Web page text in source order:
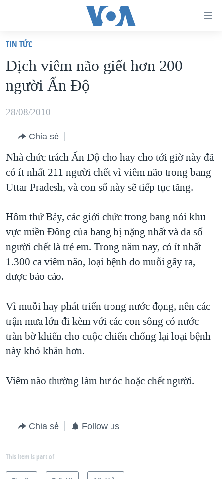
truy
cập
Tới
dung
chính
điều
hướng
chính
tới
"Tìm"
VIỆT NAM
HOA KỲ
BIỂN ĐÔNG
BLOG
DIỄN ĐÀN
MỤC
VẠCH TRẦN TIN GIẢ
NGƯỜI VIỆT HẢI NGOẠI
ĐỜI SỐNG
SỨC KHOẺ
VĂN HOÁ
THỂ THAO
CHIẾN TRANH THƯƠNG MẠI CỦA MỸ: QUÁ KHỨ VÀ HIỆN
HÀNH TRÌNH BẦU CỬ 2024
MỘT NĂM CHIẾN TRANH TẠI DẢI GAZA
GIẢI MÃ VÀNH ĐAI & CON ĐƯỜNG
TRỊNH VĨNH BÌNH - NGƯỜI HẠ 'BÊN THẮNG CUỘC'
GROUND ZERO – XƯA VÀ NAY
CHI PHÍ CHIẾN TRANH AFGHANISTAN
THƯỢNG ĐỈNH TRUMP-KIM TẠI VIỆT NAM
NGƯ DÂN VIỆT VÀ LÀN SÓNG TRỘM HẢI SÂM
BÊN KIA QUỐC LỘ: TIẾNG VỌNG TỪ NÔNG THÔN MỸ
QUAN HỆ VIỆT MỸ
HỌC TIẾNG ANH
VIDEO
NGHE
MẠNG XÃ HỘI
Ngôn ngữ khác
TIN TỨC
Dịch viêm não giết hơn 200
người Ấn Độ
28/08/2010
Chia sẻ
Nhà chức trách Ấn Độ cho hay cho tới giờ này đã
có ít nhất 211 người chết vì viêm não trong bang
Uttar Pradesh, và con số này sẽ tiếp tục tăng.
Hôm thứ Bảy, các giới chức trong bang nói khu
vực miền Đông của bang bị nặng nhất và đa số
người chết là trẻ em. Trong năm nay, có ít nhất
1.300 ca viêm não, loại bệnh do muỗi gây ra,
được báo cáo.
Vì muỗi hay phát triển trong nước đọng, nên các
trận mưa lớn đi kèm với các con sông có nước
tràn bờ khiến cho cuộc chiến chống lại loại bệnh
này khó khăn hơn.
Viêm não thường làm hư óc hoặc chết người.
Chia sẻ Follow us
This item is part of